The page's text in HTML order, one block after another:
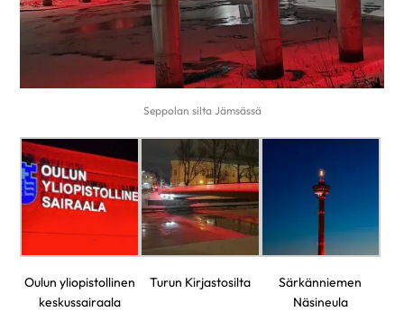
Seppolan silta Jämsässä
Oulun yliopistollinen
keskussairaala
Turun Kirjastosilta
Särkänniemen
Näsineula